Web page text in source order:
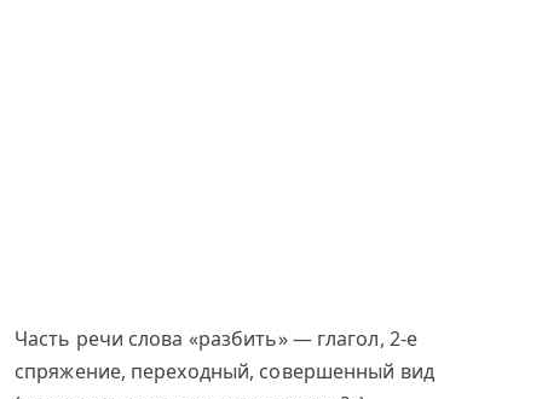
Часть речи слова «разбить» — глагол, 2-е
спряжение, переходный, совершенный вид